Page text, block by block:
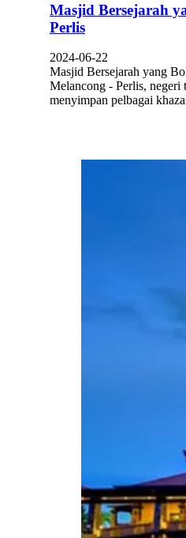
Masjid Bersejarah
Perlis
2024-06-22
Masjid Bersejarah yang
Melancong - Perlis, negeri
menyimpan pelbagai